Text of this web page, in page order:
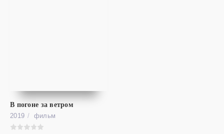
FHD (1080P)
В погоне за ветром
2019
фильм